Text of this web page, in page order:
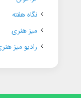
نگاه هفته
میز هنری
رادیو میز